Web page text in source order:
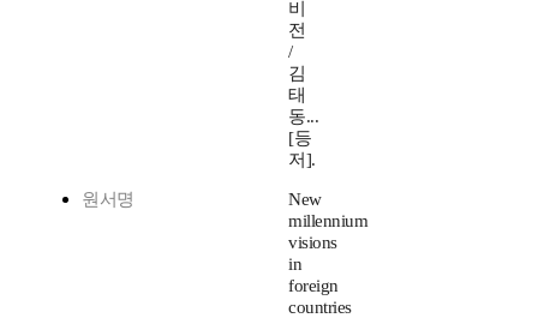
비
전
/
김
태
동...
[등
저].
원서명
New
millennium
visions
in
foreign
countries